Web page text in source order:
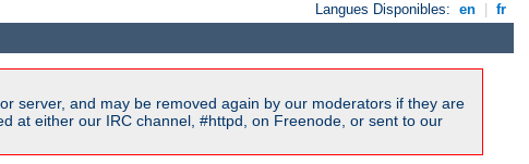
Langues Disponibles: en fr
server, and may be removed again by our moderators if they are
at either our IRC channel, #httpd, on Freenode, or sent to our